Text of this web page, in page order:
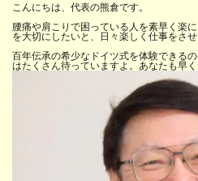
こんにちは、代表の熊倉です。
腰痛や肩こりで困っている人を素早く楽
を大切にしたいと、日々楽しく仕事をさせ
百年伝承の希少なドイツ式を体験できる
はたくさん待っていますよ。あなたも早く